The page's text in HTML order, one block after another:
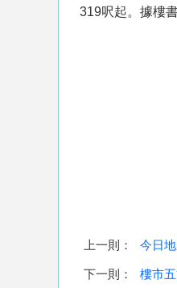
319呎起。據樓
上一則： 今日
下一則： 樓市